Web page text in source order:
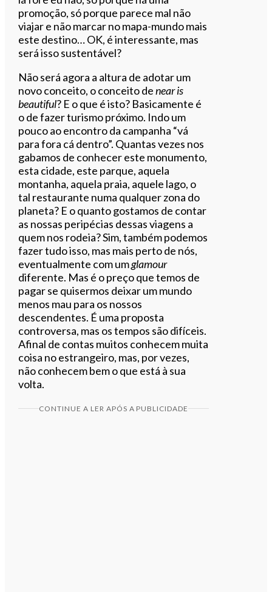
promoção, só porque parece mal não
viajar e não marcar no mapa-mundo mais
este destino… OK, é interessante, mas
será isso sustentável?
Não será agora a altura de adotar um
novo conceito, o conceito denear is
beautiful? E o que é isto? Basicamente é
o de fazer turismo próximo. Indo um
pouco ao encontro da campanha “vá
para fora cá dentro”. Quantas vezes nos
gabamos de conhecer este monumento,
esta cidade, este parque, aquela
montanha, aquela praia, aquele lago, o
tal restaurante numa qualquer zona do
planeta? E o quanto gostamos de contar
as nossas peripécias dessas viagens a
quem nos rodeia? Sim, também podemos
fazer tudo isso, mas mais perto de nós,
eventualmente com umglamour
diferente. Mas é o preço que temos de
pagar se quisermos deixar um mundo
menos mau para os nossos
descendentes. É uma proposta
controversa, mas os tempos são difíceis.
Afinal de contas muitos conhecem muita
coisa no estrangeiro, mas, por vezes,
não conhecem bem o que está à sua
volta.
CONTINUE A LER APÓS A PUBLICIDADE